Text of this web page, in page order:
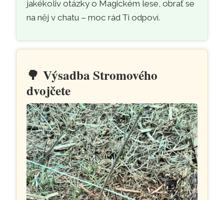
jakékoliv otázky o Magickém lese, obrať se
na něj v chatu – moc rád Ti odpoví.
🌳Výsadba Stromového
dvojčete